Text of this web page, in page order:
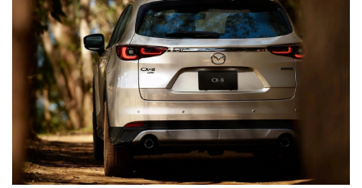
Pháp luật
Vụ án
Tin nóng
Tư vấn luật